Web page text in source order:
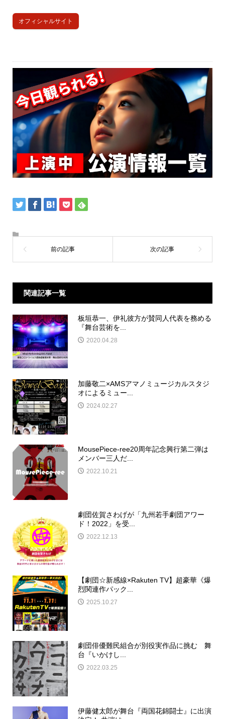
オフィシャルサイト
関連記事一覧
板垣恭一、伊礼彼方が賛同人代表を務める
『舞台芸術を...
2020.04.28
加藤敬二×AMSアマノミュージカルスタジ
オによるミュー...
2024.02.27
MousePiece-ree20周年記念興行第二弾は
メンバー三人だ...
2022.10.21
劇団佐賀さわげが「九州若手劇団アワー
ド！2022」を受...
2022.12.13
【劇団☆新感線×Rakuten TV】超豪華《爆
烈関連作パック...
2025.10.27
劇団俳優難民組合が別役実作品に挑む 舞
台『いかけし...
2022.03.25
伊藤健太郎が舞台『両国花錦闘士』に出演